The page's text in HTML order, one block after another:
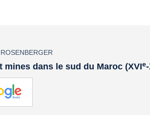
mines dans le sud du Maroc (XVIe